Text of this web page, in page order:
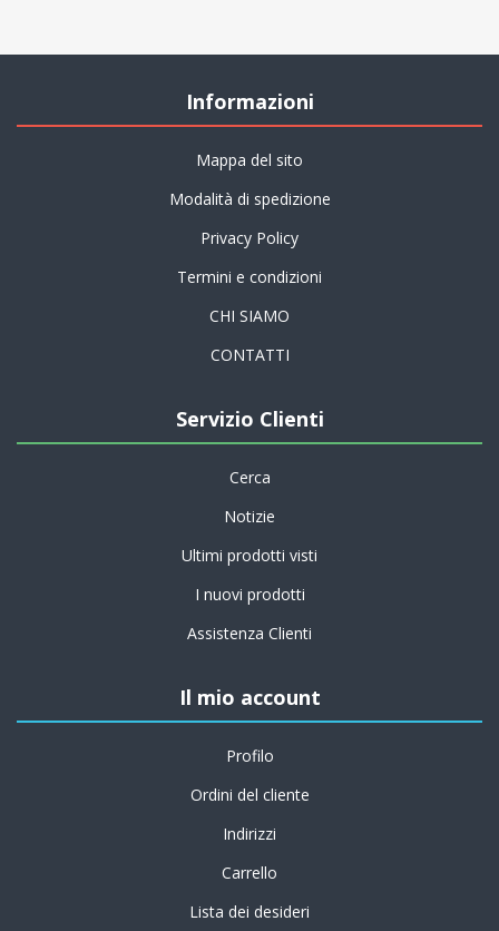
Informazioni
Mappa del sito
Modalità di spedizione
Privacy Policy
Termini e condizioni
CHI SIAMO
CONTATTI
Servizio Clienti
Cerca
Notizie
Ultimi prodotti visti
I nuovi prodotti
Assistenza Clienti
Il mio account
Profilo
Ordini del cliente
Indirizzi
Carrello
Lista dei desideri